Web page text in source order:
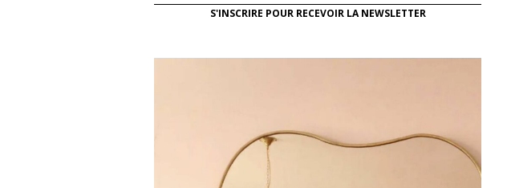
S'INSCRIRE POUR RECEVOIR LA NEWSLETTER